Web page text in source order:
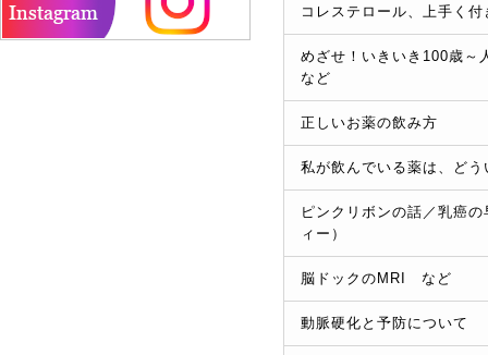
コレステロール、上手く
めざせ！いきいき100歳
など
正しいお薬の飲み方
私が飲んでいる薬は、ど
ピンクリボンの話／乳癌
ィー）
脳ドックのMRI など
動脈硬化と予防について